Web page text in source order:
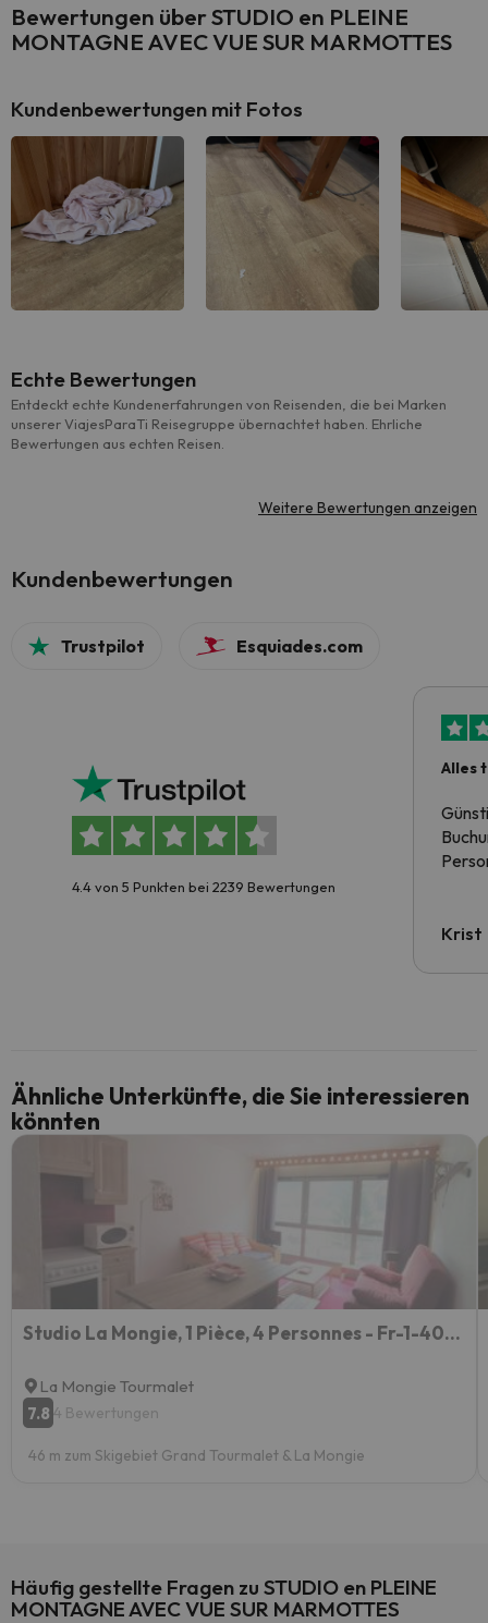
Bewertungen über STUDIO en PLEINE
MONTAGNE AVEC VUE SUR MARMOTTES
Kundenbewertungen mit Fotos
Echte Bewertungen
Entdeckt echte Kundenerfahrungen von Reisenden, die bei Marken
unserer ViajesParaTi Reisegruppe übernachtet haben. Ehrliche
Bewertungen aus echten Reisen.
Weitere Bewertungen anzeigen
Kundenbewertungen
Trustpilot Esquiades.com
4.4 von 5 Punkten bei 2239 Bewertungen
Alles
Krist
Ähnliche Unterkünfte, die Sie interessieren
könnten
Studio La Mongie, 1 Pièce, 4 Personnes - Fr-1-404-333
La Mongie Tourmalet
7.8 4 Bewertungen
46 m zum Skigebiet Grand Tourmalet & La Mongie
Häufig gestellte Fragen zu STUDIO en PLEINE
MONTAGNE AVEC VUE SUR MARMOTTES